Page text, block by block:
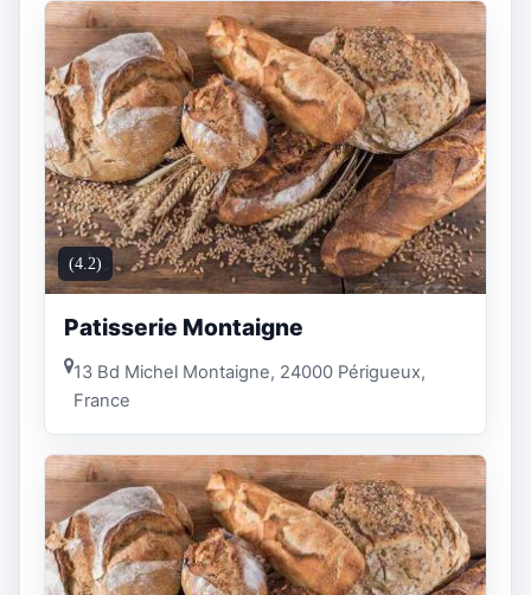
(4.2)
Patisserie Montaigne
13 Bd Michel Montaigne, 24000 Périgueux,
France